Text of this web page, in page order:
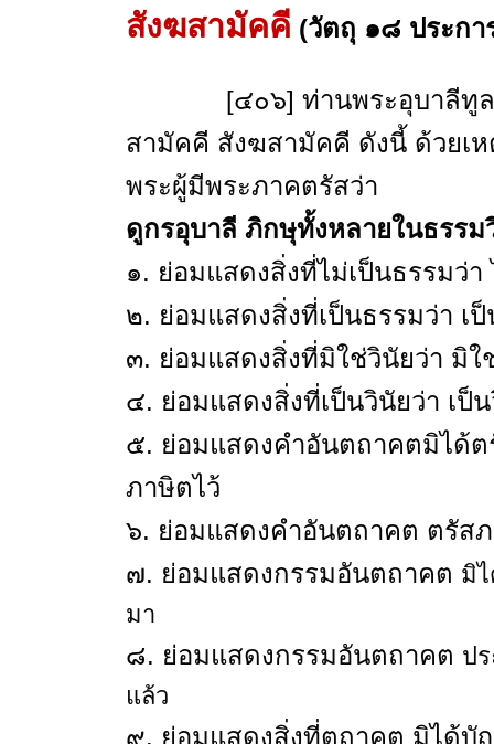
สังฆสามัคคี (วัตถุ ๑๘ ประกา
[๔๐๖] ท่านพระอุบาลีทูลถา
สามัคคี สังฆสามัคคี ดังนี้ ด้วยเห
พระผู้มีพระภาคตรัสว่า
ดูกรอุบาลี ภิกษุทั้งหลายในธรรม
๑. ย่อมแสดงสิ่งที่ไม่เป็นธรรมว่า
๒. ย่อมแสดงสิ่งที่เป็นธรรมว่า เ
๓. ย่อมแสดงสิ่งที่มิใช่วินัยว่า มิใ
๔. ย่อมแสดงสิ่งที่เป็นวินัยว่า เป็
๕. ย่อมแสดงคำอันตถาคตมิได้
ภาษิตไว้
๖. ย่อมแสดงคำอันตถาคต ตรัส
๗. ย่อมแสดงกรรมอันตถาคต มิ
มา
๘. ย่อมแสดงกรรมอันตถาคต ป
แล้ว
๙. ย่อมแสดงสิ่งที่ตถาคต มิได้บั